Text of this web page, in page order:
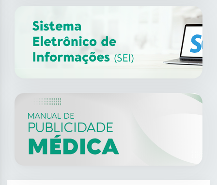
Simpósio de Educação Médica
Continuada – Jardim MS
04
2025